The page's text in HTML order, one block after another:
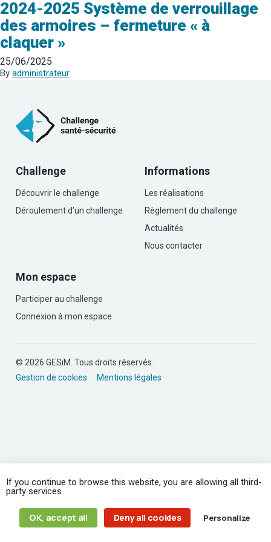
2024-2025 Système de verrouillage
des armoires – fermeture « à
claquer »
25/06/2025
By administrateur
Challenge
Découvrir le challenge
Déroulement d’un challenge
Informations
Les réalisations
Règlement du challenge
Actualités
Nous contacter
Mon espace
Participer au challenge
Connexion à mon espace
© 2026 GESiM. Tous droits réservés.
Gestion de cookies
Mentions légales
If you continue to browse this website, you are allowing all third-
party services
OK, accept all Deny all cookies Personalize